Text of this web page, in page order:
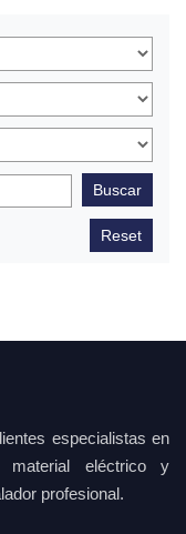
especialistas en
material eléctrico y
profesional.